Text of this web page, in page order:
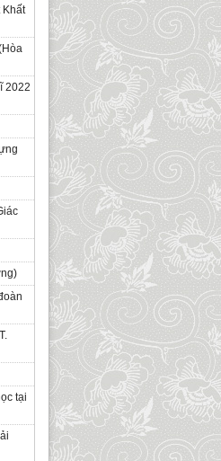
2022
tại